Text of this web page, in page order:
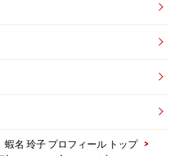
蝦名 玲子 プロフィール トップ
>